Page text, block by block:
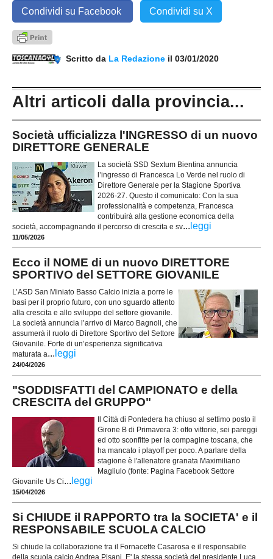
Condividi su Facebook Condividi su X
Scritto da La Redazione il 03/01/2020
Altri articoli dalla provincia...
Società ufficializza l'INGRESSO di un nuovo
DIRETTORE GENERALE
La società SSD Sextum Bientina annuncia
l’ingresso di Francesca Lo Verde nel ruolo di
Direttore Generale per la Stagione Sportiva
2026-27. Questo il comunicato: Con la sua
professionalità e competenza, Francesca
contribuirà alla gestione economica della
società, accompagnando il percorso di crescita e sv... leggi
11/05/2026
Ecco il NOME di un nuovo DIRETTORE
SPORTIVO del SETTORE GIOVANILE
L’ASD San Miniato Basso Calcio inizia a porre le
basi per il proprio futuro, con uno sguardo attento
alla crescita e allo sviluppo del settore giovanile.
La società annuncia l’arrivo di Marco Bagnoli, che
assumerà il ruolo di Direttore Sportivo del Settore
Giovanile. Forte di un’esperienza significativa
maturata a... leggi
24/04/2026
"SODDISFATTI del CAMPIONATO e della
CRESCITA del GRUPPO"
Il Città di Pontedera ha chiuso al settimo posto il
Girone B di Primavera 3: otto vittorie, sei pareggi
ed otto sconfitte per la compagine toscana, che
ha mancato i playoff per poco. A parlare della
stagione è l'allenatore granata Maximiliano
Magliulo (fonte: Pagina Facebook Settore
Giovanile Us Ci... leggi
15/04/2026
Si CHIUDE il RAPPORTO tra la SOCIETA' e il
RESPONSABILE SCUOLA CALCIO
Si chiude la collaborazione tra il Fornacette Casarosa e il responsabile